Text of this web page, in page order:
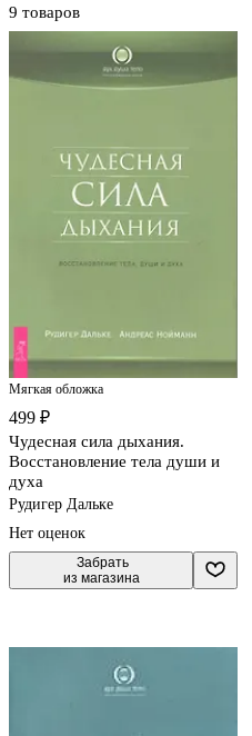
9 товаров
Мягкая обложка
499 ₽
Чудесная сила дыхания.
Восстановление тела души и
духа
Рудигер Дальке
Нет оценок
Забрать
из магазина